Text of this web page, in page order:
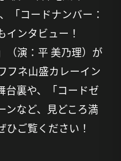
「コードナンバー：
インタビュー！
（演：平 美乃理）が
フネ山盛カレーイン
台裏や、「コードゼ
ンなど、見どころ満
ご覧ください！